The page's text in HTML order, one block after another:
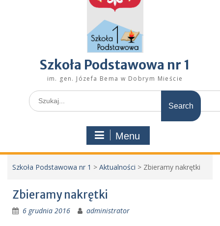
Szkoła Podstawowa nr 1
im. gen. Józefa Bema w Dobrym Mieście
Search
for:
Menu
Szkoła Podstawowa nr 1 > Aktualności > Zbieramy nakrętki
Zbieramy nakrętki
6 grudnia 2016 administrator